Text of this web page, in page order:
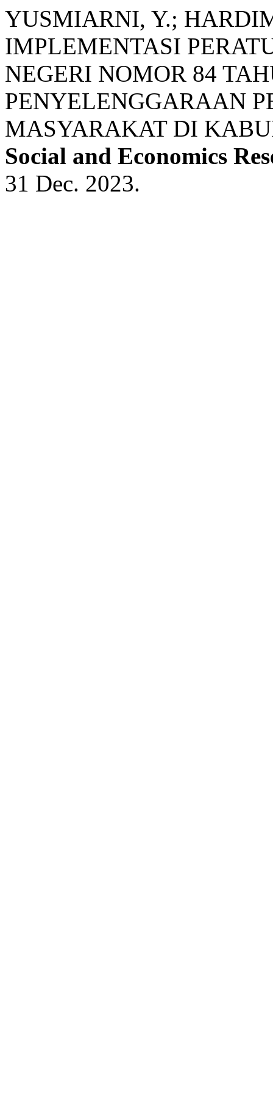
YUSMIARNI, Y.;
IMPLEMENTASI
NEGERI NOMOR 84
PENYELENGGARAAN
MASYARAKAT DI
Social and Economics
31 Dec. 2023.